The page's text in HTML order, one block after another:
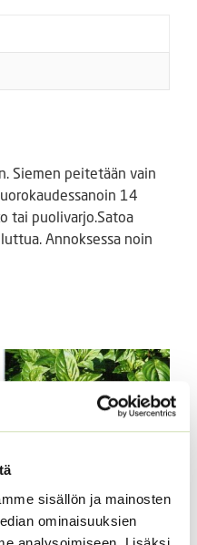
sisällön ja mainosten
ominaisuuksien
Siemen peitetään vain
14
tai puolivarjo.Satoa
Annoksessa noin
Kanelibasilika 5 g